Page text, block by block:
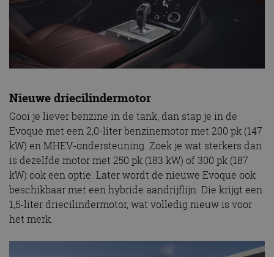
Nieuwe driecilindermotor
Gooi je liever benzine in de tank, dan stap je in de
Evoque met een 2,0-liter benzinemotor met 200 pk (147
kW) en MHEV-ondersteuning. Zoek je wat sterkers dan
is dezelfde motor met 250 pk (183 kW) of 300 pk (187
kW) ook een optie. Later wordt de nieuwe Evoque ook
beschikbaar met een hybride aandrijflijn. Die krijgt een
1,5-liter driecilindermotor, wat volledig nieuw is voor
het merk.